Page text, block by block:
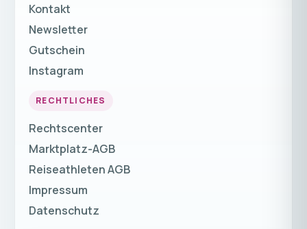
Kontakt
Newsletter
Gutschein
Instagram
RECHTLICHES
Rechtscenter
Marktplatz-AGB
Reiseathleten AGB
Impressum
Datenschutz